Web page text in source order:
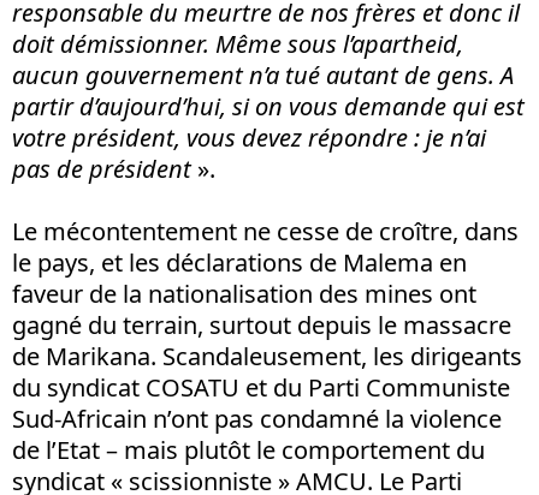
responsable du meurtre de nos frères et donc il
doit démissionner. Même sous l’apartheid,
aucun gouvernement n’a tué autant de gens. A
partir d’aujourd’hui, si on vous demande qui est
votre président, vous devez répondre : je n’ai
pas de président».
Le mécontentement ne cesse de croître, dans
le pays, et les déclarations de Malema en
faveur de la nationalisation des mines ont
gagné du terrain, surtout depuis le massacre
de Marikana. Scandaleusement, les dirigeants
du syndicat COSATU et du Parti Communiste
Sud-Africain n’ont pas condamné la violence
de l’Etat – mais plutôt le comportement du
syndicat « scissionniste » AMCU. Le Parti